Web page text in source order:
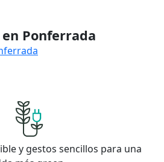
Ponferrada
y gestos sencillos para una